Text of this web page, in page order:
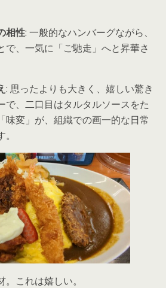
相性: 一般的なハンバーグながら、
で、一気に「ご馳走」へと昇華さ
: 思ったよりも大きく、嬉しい驚き
で、二口目はタルタルソースをた
味変」が、組織での画一的な日常
これは嬉しい。